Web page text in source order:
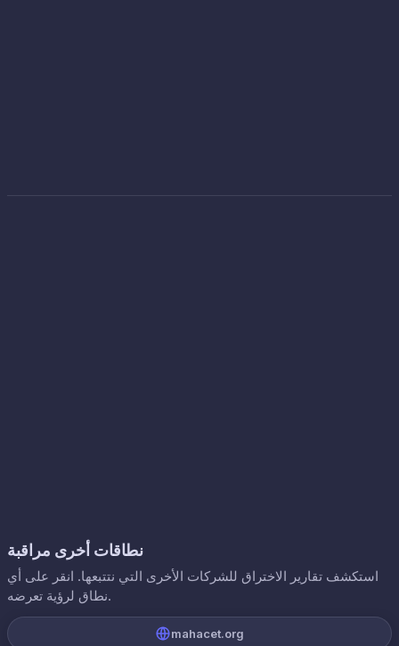
نطاقات أخرى مراقبة
استكشف تقارير الاختراق للشركات الأخرى التي نتتبعها. انقر على أي
نطاق لرؤية تعرضه.
mahacet.org